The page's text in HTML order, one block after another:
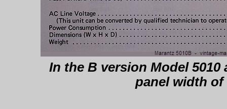
In the B version Model 5010
panel width of